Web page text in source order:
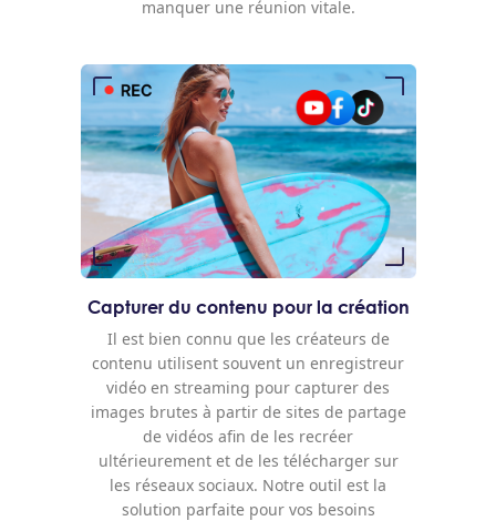
manquer une réunion vitale.
Capturer du contenu pour la création
Il est bien connu que les créateurs de
contenu utilisent souvent un enregistreur
vidéo en streaming pour capturer des
images brutes à partir de sites de partage
de vidéos afin de les recréer
ultérieurement et de les télécharger sur
les réseaux sociaux. Notre outil est la
solution parfaite pour vos besoins